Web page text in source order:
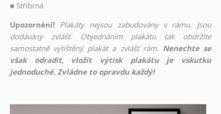
■ Stříbrná
Upozornění! Plakáty nejsou zabudovány v rámu. Jsou
dodávány zvlášť. Objednáním plakátu tak obdržíte
samostatně vytištěný plakát a zvlášť rám. Nenechte se
však odradit, vložit výtisk plakátu je vskutku
jednoduché. Zvládne to opravdu každý!